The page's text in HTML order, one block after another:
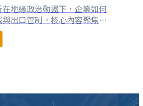
地緣政治動盪下，企業如何
出口管制。核心內容聚焦於
條例》（EAR）的長臂管
「外國直接產品原則」
Materials）及德州儀器